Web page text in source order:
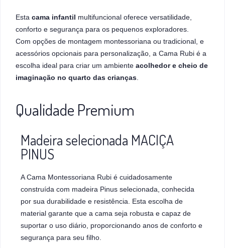
Esta cama infantil multifuncional oferece versatilidade,
conforto e segurança para os pequenos exploradores.
Com opções de montagem montessoriana ou tradicional, e
acessórios opcionais para personalização, a Cama Rubi é a
escolha ideal para criar um ambiente acolhedor e cheio de
imaginação no quarto das crianças
Qualidade Premium
Madeira selecionada MACIÇA
PINUS
A Cama Montessoriana Rubi é cuidadosamente
construída com madeira Pinus selecionada, conhecida
por sua durabilidade e resistência. Esta escolha de
material garante que a cama seja robusta e capaz de
suportar o uso diário, proporcionando anos de conforto e
segurança para seu filho.